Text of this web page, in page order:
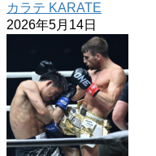
カラテ KARATE
2026年5月14日